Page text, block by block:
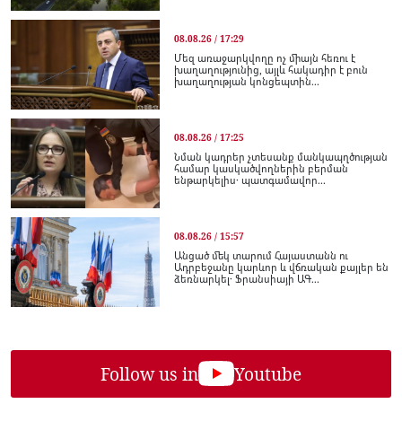
08.08.26 / 17:29
Մեզ առաջարկվողը ոչ միայն հեռու է
խաղաղությունից, այլև հակադիր է բուն
խաղաղության կոնցեպտին...
08.08.26 / 17:25
Նման կադրեր չտեսանք մանկապղծության
համար կասկածվողներին բերման
ենթարկելիս․ պատգամավոր...
08.08.26 / 15:57
Անցած մեկ տարում Հայաստանն ու
Ադրբեջանը կարևոր և վճռական քայլեր են
ձեռնարկել․ Ֆրանսիայի ԱԳ...
Follow us in Youtube